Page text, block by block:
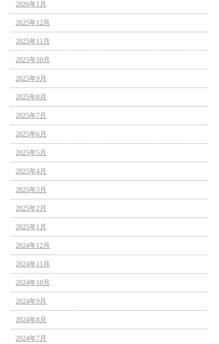
2026年1月
2025年12月
2025年11月
2025年10月
2025年9月
2025年8月
2025年7月
2025年6月
2025年5月
2025年4月
2025年3月
2025年2月
2025年1月
2024年12月
2024年11月
2024年10月
2024年9月
2024年8月
2024年7月